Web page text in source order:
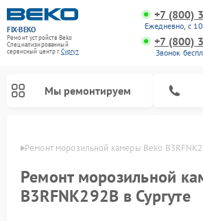
FIX-BEKO
Ремонт устройств Beko
Специализированный
cервисный центр г.Сургут
+7 (800)
Ежедневно, с
+7 (800)
Звонок
Мы ремонтируем
Ремонт морозильной камеры Beko
Ремонт морозильной
B3RFNK292B в Сургуте